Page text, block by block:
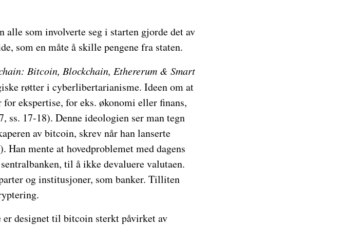
som involverte seg i starten gjorde det av
som en måte å skille pengene fra staten.
Bitcoin, Blockchain, Ethererum & Smart
røtter i cyberlibertarianisme. Ideen om at
ekspertise, for eks. økonomi eller finans,
ss. 17-18). Denne ideologien ser man tegn
av bitcoin, skrev når han lanserte
mente at hovedproblemet med dagens
til å ikke devaluere valutaen.
og institusjoner, som banker. Tilliten
designet til bitcoin sterkt påvirket av